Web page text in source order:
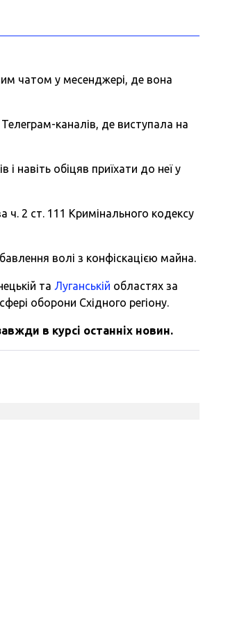
чатом у месенджері, де вона
каналів, де виступала на
навіть обіцяв приїхати до неї у
ч. 2 ст. 111 Кримінального кодексу
волі з конфіскацією майна.
таЛуганській областях за
оборони Східного регіону.
в курсі останніх новин.